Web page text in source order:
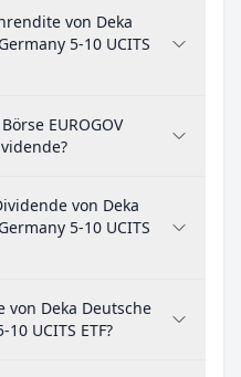
von Deka
5-10 UCITS
EUROGOV
von Deka
5-10 UCITS
von Deka Deutsche
UCITS ETF?